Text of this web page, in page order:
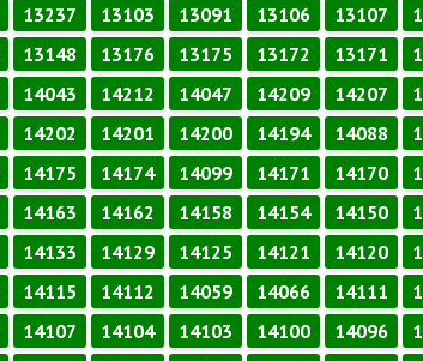
13237 13103 13091 13106 13107
13148 13176 13175 13172 13171
14043 14212 14047 14209 14207
14202 14201 14200 14194 14088
14175 14174 14099 14171 14170
14163 14162 14158 14154 14150
14133 14129 14125 14121 14120
14115 14112 14059 14066 14111
14107 14104 14103 14100 14096